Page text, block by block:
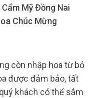
Mỹ Đồng Nai
Chúc Mừng
còn nhập hoa từ bỏ
được đảm bảo, tất
khách có thể sắm